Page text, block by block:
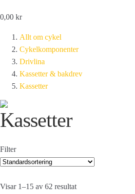
0,00 kr
Allt om cykel
Cykelkomponenter
Drivlina
Kassetter & bakdrev
Kassetter
Kassetter
Filter
Visar 1–15 av 62 resultat